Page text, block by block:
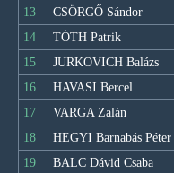
13
CSÖRGŐ Sándor
14
TÓTH Patrik
15
JURKOVICH Balázs
16
HAVASI Bercel
17
VARGA Zalán
18
HEGYI Barnabás Péter
19
BALC Dávid Csaba